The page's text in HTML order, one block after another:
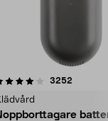
3252
4.5av 5 stjärnor